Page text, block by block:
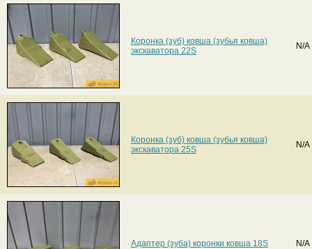
Коронка (зуб) ковша (зубья ковша)
экскаватора 22S
N/A
Коронка (зуб) ковша (зубья ковша)
экскаватора 25S
N/A
Адаптер (зуба) коронки ковша 18S N/A